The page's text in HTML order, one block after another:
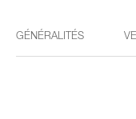
GÉNÉRALITÉS